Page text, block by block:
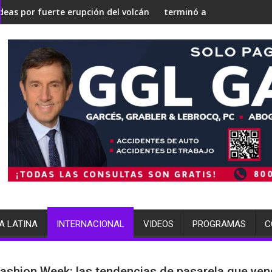
silenciosa'
nuclear
del volcán de Fuegoterminó arrestada por múltiples cargos
LATINA INTERNACIONAL VIDEOS PROGRAMAS